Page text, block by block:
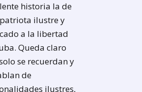
historia la de
ilustre y
a la libertad
Queda claro
se recuerdan y
de
ilustres,